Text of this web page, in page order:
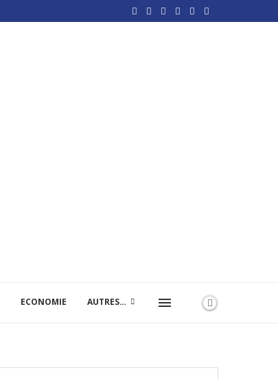
ECONOMIE AUTRES…